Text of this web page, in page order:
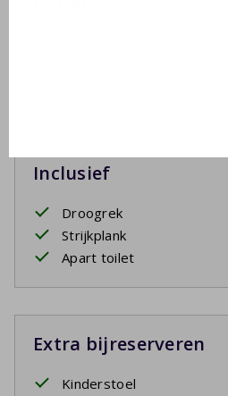
Inclusief
Droogrek
Strijkplank
Apart toilet
Extra bijreserveren
Kinderstoel